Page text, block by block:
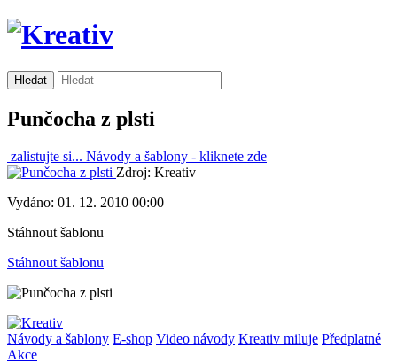
Punčocha z plsti
zalistujte si... Návody a šablony - kliknete zde
Zdroj: Kreativ
Vydáno: 01. 12. 2010 00:00
Stáhnout šablonu
Stáhnout šablonu
Návody a šablony E-shop Video návody Kreativ miluje Předplatné
Akce